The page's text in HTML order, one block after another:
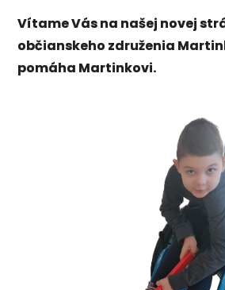
Vítame Vás na našej novej
občianskeho združenia
pomáha Martinkovi.